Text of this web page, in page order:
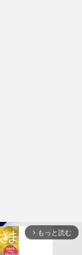
arrow_forward_ios もっと読む